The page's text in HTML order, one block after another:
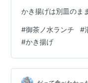
かき揚げは別皿のま
#御茶ノ水ランチ #
#かき揚げ